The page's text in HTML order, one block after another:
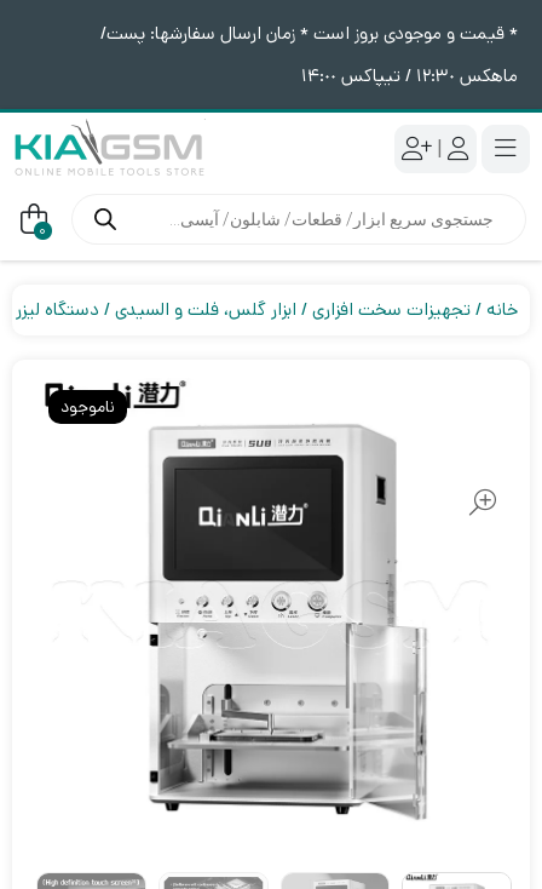
* قیمت و موجودی بروز است * زمان ارسال سفارشها: پست/
ماهکس ١٢:٣٠ / تیپاکس ١۴:٠٠
|
محصولات 0
خانه تجهیزات سخت افزاری ابزار گلس، فلت و السیدی دستگاه لیزر
ناموجود